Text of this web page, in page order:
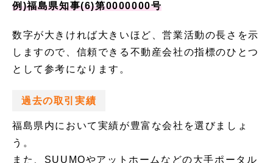
例)福島県知事(6)第0000000号
数字が大きければ大きいほど、営業活動の長さを示
しますので、信頼できる不動産会社の指標のひとつ
として参考になります。
過去の取引実績
福島県内において実績が豊富な会社を選びましょ
う。
また、SUUMOやアットホームなどの大手ポータル